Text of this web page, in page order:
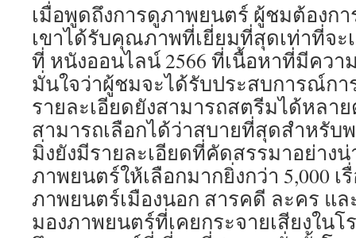
เมื่อพูดถึงการดูภาพยนตร์ ผู้ชมต้องก
เขาได้รับคุณภาพที่เยี่ยมที่สุดเท่าที่จะ
ที่ หนังออนไลน์ 2566 ที่เนื้อหาที่มีควา
มั่นใจว่าผู้ชมจะได้รับประสบการณ์ก
รายละเอียดยังสามารถสตรีมได้หลา
สามารถเลือกได้ว่าสบายที่สุดสำหรับ
มิ่งยังมีรายละเอียดที่คัดสรรมาอย่าง
ภาพยนตร์ให้เลือกมากยิ่งกว่า 5,000 เ
ภาพยนตร์เมืองนอก สารคดี ละคร แ
มองภาพยนตร์ที่เคยกระจายเสียงในโ